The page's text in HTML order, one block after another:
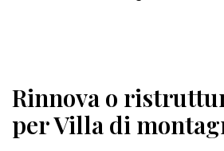
Rinnova o
per Villa di